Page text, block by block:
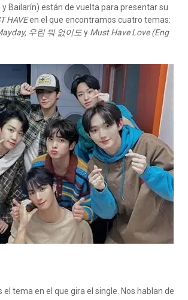
Bailarín) están de vuelta para presentar su
HAVEen el que encontramos cuatro temas:
우린 뭐 없이도y Must Have Love (Eng
el tema en el que gira el single. Nos hablan de